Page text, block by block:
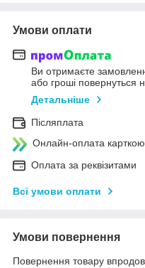
Умови оплати
Ви отримаєте
або гроші повернуться
Детальніше
Післяплата
Онлайн-оплата
Оплата за реквізитами
Всі умови оплати
Умови повернення
Повернення товару